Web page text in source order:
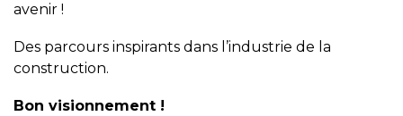
avenir !
Des parcours inspirants dans l’industrie de la
construction.
Bon visionnement !